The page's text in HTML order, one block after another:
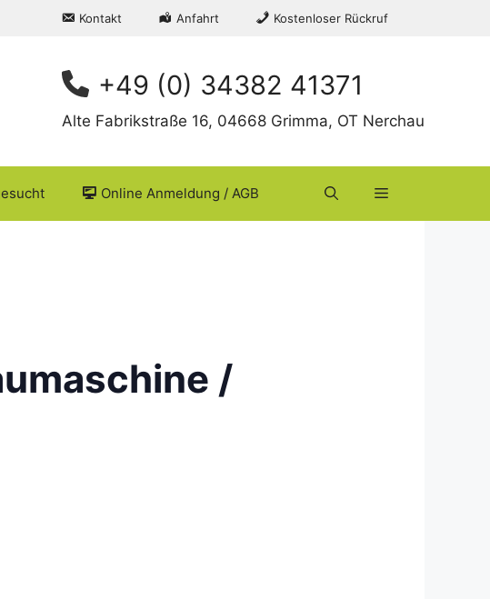
Kontakt Anfahrt Kostenloser Rückruf
+49 (0) 34382 41371
Alte Fabrikstraße 16, 04668 Grimma, OT Nerchau
Online Anmeldung / AGB
/